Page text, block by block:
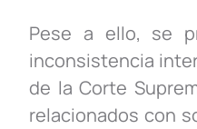
Pese a ello, se
inconsistencia
de la Corte
relacionados con